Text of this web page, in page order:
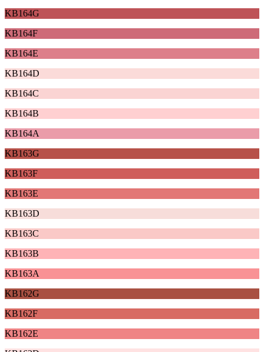
KB164G
KB164F
KB164E
KB164D
KB164C
KB164B
KB164A
KB163G
KB163F
KB163E
KB163D
KB163C
KB163B
KB163A
KB162G
KB162F
KB162E